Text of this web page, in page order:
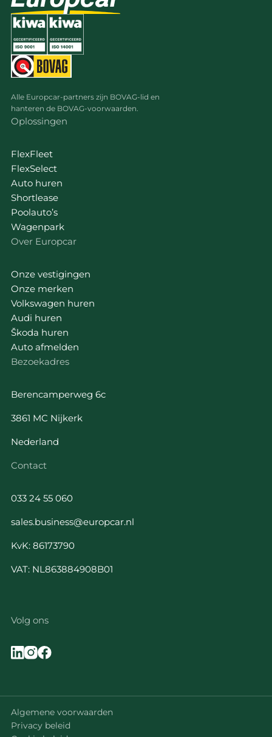
Alle Europcar-partners zijn BOVAG-lid en
hanteren de BOVAG-voorwaarden.
Oplossingen
FlexFleet
FlexSelect
Auto huren
Shortlease
Poolauto’s
Wagenpark
Over Europcar
Onze vestigingen
Onze merken
Volkswagen huren
Audi huren
Škoda huren
Auto afmelden
Bezoekadres
Berencamperweg 6c
3861 MC Nijkerk
Nederland
Contact
033 24 55 060
sales.business@europcar.nl
KvK: 86173790
VAT: NL863884908B01
Volg ons
Algemene voorwaarden
Privacy beleid